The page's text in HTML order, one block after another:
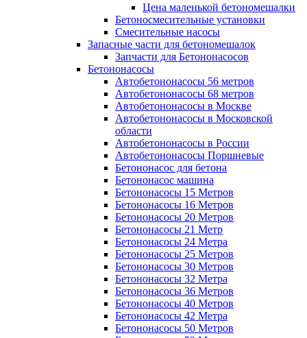
Цена маленькой бетономешалки
Бетоносмесительные установки
Смесительные насосы
Запасные части для бетономешалок
Запчасти для Бетононасосов
Бетононасосы
Автобетононасосы 56 метров
Автобетононасосы 68 метров
Автобетононасосы в Москве
Автобетононасосы в Московской
области
Автобетононасосы в России
Автобетононасосы Поршневые
Бетононасос для бетона
Бетононасос машина
Бетононасосы 15 Метров
Бетононасосы 16 Метров
Бетононасосы 20 Метров
Бетононасосы 21 Метр
Бетононасосы 24 Метра
Бетононасосы 25 Метров
Бетононасосы 30 Метров
Бетононасосы 32 Метра
Бетононасосы 36 Метров
Бетононасосы 40 Метров
Бетононасосы 42 Метра
Бетононасосы 50 Метров